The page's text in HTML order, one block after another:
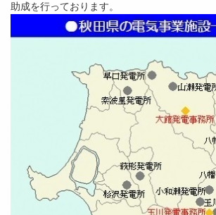
助成を行っております。